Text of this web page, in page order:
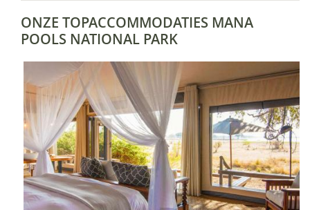
ONZE TOPACCOMMODATIES MANA
POOLS NATIONAL PARK